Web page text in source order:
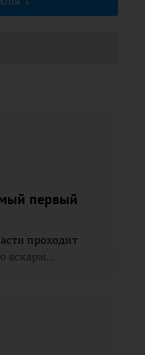
первый
проходит
вскарм...